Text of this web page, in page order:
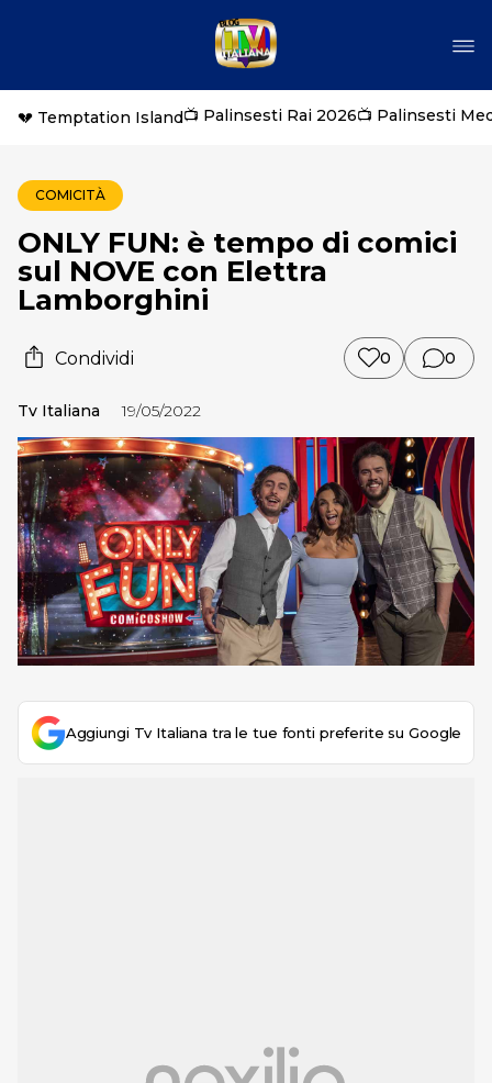
💔 Temptation Island📺 Palinsesti Rai 2026📺 Palinsesti
COMICITÀ
ONLY FUN: è tempo di comici
sul NOVE con Elettra
Lamborghini
Condividi 0 0
Tv Italiana 19/05/2022
Aggiungi Tv Italiana tra le tue fonti preferite su Google